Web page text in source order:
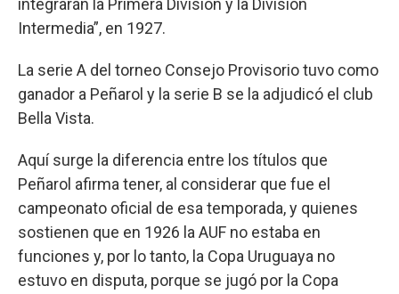
integrarán la Primera División y la División
Intermedia”, en 1927.
La serie A del torneo Consejo Provisorio tuvo como
ganador a Peñarol y la serie B se la adjudicó el club
Bella Vista.
Aquí surge la diferencia entre los títulos que
Peñarol afirma tener, al considerar que fue el
campeonato oficial de esa temporada, y quienes
sostienen que en 1926 la AUF no estaba en
funciones y, por lo tanto, la Copa Uruguaya no
estuvo en disputa, porque se jugó por la Copa